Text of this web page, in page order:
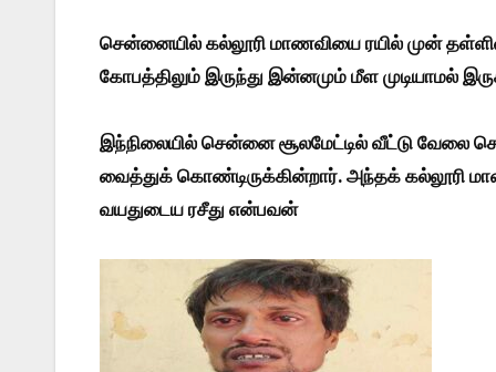
சென்னையில் கல்லூரி மாணவியை ரயில் முன்
கோபத்திலும் இருந்து இன்னமும் மீள முடியாமல்
இந்நிலையில் சென்னை சூலமேட்டில் வீட்டு வேலை
வைத்துக் கொண்டிருக்கின்றார். அந்தக் கல்லூரி
வயதுடைய ரசீது என்பவன்